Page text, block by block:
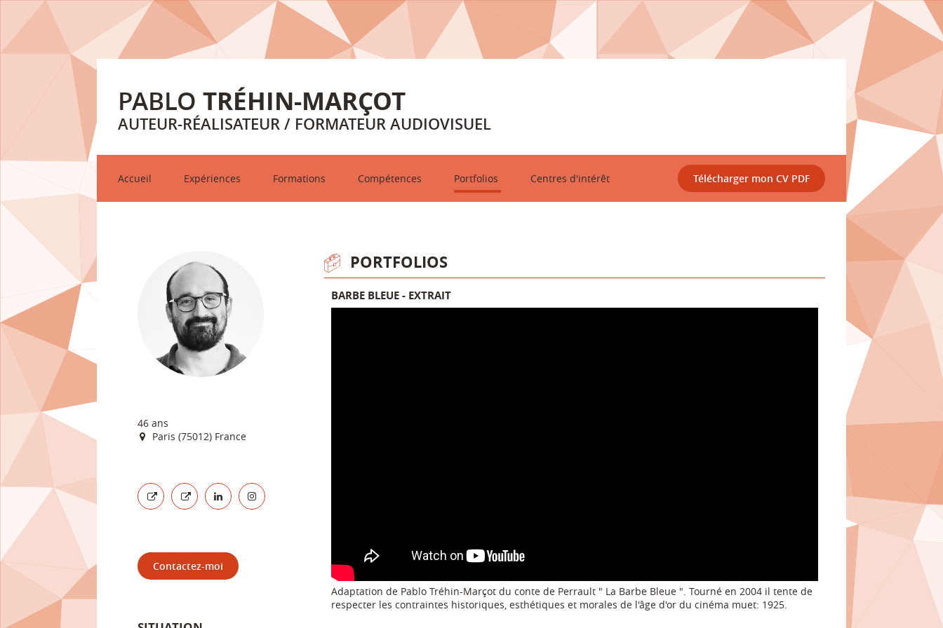
PABLO TRÉHIN-MARÇOT
AUTEUR-RÉALISATEUR / FORMATEUR AUDIOVISUEL
Accueil Expériences Formations Compétences Portfolios Centres d'intérêt Télécharger mon CV PDF
46 ans
Paris (75012) France
Contactez-moi
PORTFOLIOS
BARBE BLEUE - EXTRAIT
Adaptation de Pablo Tréhin-Marçot du conte de Perrault " La Barbe Bleue ". Tourné en 2004 il tente de
respecter les contraintes historiques, esthétiques et morales de l'âge d'or du cinéma muet: 1925.